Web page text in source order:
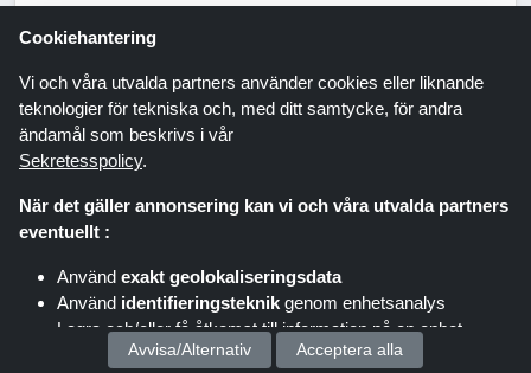
Erbjudanden om modeaccessoarer Halsdukar
, smycken och andra erbjudanden på
modeaccessoarer har sina trendiga tillägg till bra
priser. Återuppliva ditt utseende med stilen av
på högsta nivå.
Saramart Trendiga skor rabatt
Uppdatera din samling av skor medsaramart
Cookiehantering
Vi och våra utvalda partners använder cookies eller liknande
teknologier för tekniska och, med ditt samtycke, för andra
ändamål som beskrivs i vår
Sekretesspolicy.
När det gäller annonsering kan vi och våra utvalda partners
eventuellt :
Använd exakt geolokaliseringsdata
Använd identifieringsteknik genom enhetsanalys
Lagra och/eller få åtkomst till information på en enhet
Avvisa/Alternativ Acceptera alla